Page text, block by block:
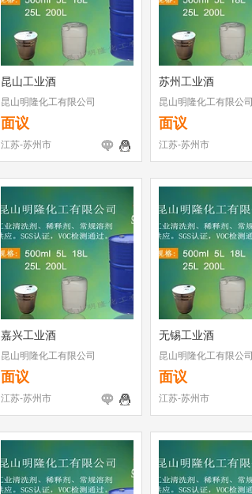
昆山工业酒
昆山明隆化工有限公司
面议
江苏-苏州市
苏州工业酒
昆山明隆化工有限公司
面议
江苏-苏州市
嘉兴工业酒
昆山明隆化工有限公司
面议
江苏-苏州市
无锡工业酒
昆山明隆化工有限公司
面议
江苏-苏州市